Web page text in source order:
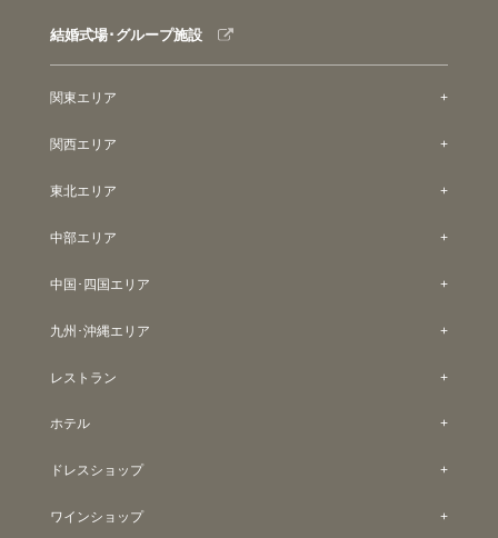
結婚式場･グループ施設
関東エリア
関西エリア
東北エリア
中部エリア
中国･四国エリア
九州･沖縄エリア
レストラン
ホテル
ドレスショップ
ワインショップ